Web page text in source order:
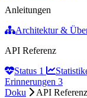
Anleitungen
Architektur &
API Referenz
Status 1
Erinnerungen 3
Doku
API Referenz